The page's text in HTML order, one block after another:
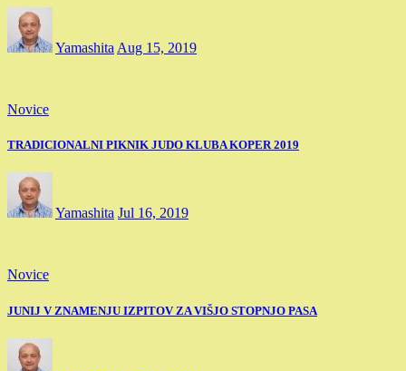
Yamashita Aug 15, 2019
Novice
TRADICIONALNI PIKNIK JUDO KLUBA KOPER 2019
Yamashita Jul 16, 2019
Novice
JUNIJ V ZNAMENJU IZPITOV ZA VIŠJO STOPNJO PASA